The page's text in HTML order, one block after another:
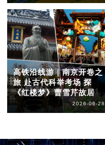
高铁沿线游｜南京开卷之
旅 赴古代科举考场 探
《红楼梦》曹雪芹故居
2026-06-28